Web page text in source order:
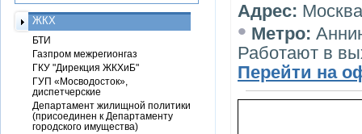
Адрес:
• Метро:
Работают в
Перейти на
ЖКХ
БТИ
Газпром межрегионгаз
ГКУ "Дирекция ЖКХиБ"
ГУП «Мосводосток»,
диспетчерские
Департамент жилищной политики
(присоединен к Департаменту
городского имущества)